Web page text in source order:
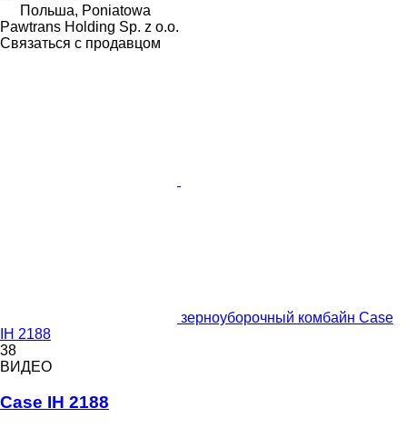
Польша, Poniatowa
Pawtrans Holding Sp. z o.o.
Связаться с продавцом
зерноуборочный комбайн Case
IH 2188
38
ВИДЕО
Case IH 2188